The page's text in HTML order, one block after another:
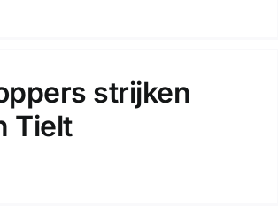
strijken
Tielt